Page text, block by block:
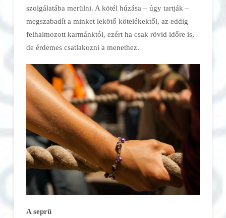
szolgálatába merülni. A kötél húzása – úgy tartják –
megszabadít a minket lekötő kötelékektől, az eddig
felhalmozott karmánktól, ezért ha csak rövid időre is,
de érdemes csatlakozni a menethez.
A seprű